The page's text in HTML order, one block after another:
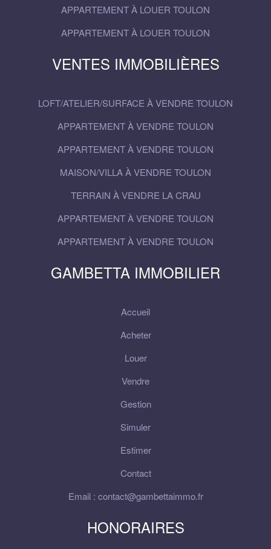
APPARTEMENT À LOUER TOULON
APPARTEMENT À LOUER TOULON
VENTES IMMOBILIÈRES
LOFT/ATELIER/SURFACE À VENDRE TOULON
APPARTEMENT À VENDRE TOULON
APPARTEMENT À VENDRE TOULON
MAISON/VILLA À VENDRE TOULON
TERRAIN À VENDRE LA CRAU
APPARTEMENT À VENDRE TOULON
APPARTEMENT À VENDRE TOULON
GAMBETTA IMMOBILIER
Accueil
Acheter
Louer
Vendre
Gestion
Simuler
Estimer
Contact
Email : contact@gambettaimmo.fr
HONORAIRES